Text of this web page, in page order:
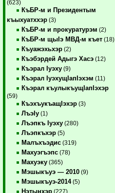
(623)
КъБР-м и Президентым
къыхуатххэр (3)
КъБР-м и прокуратурэм (2)
КъБР-м щыIэ МВД-м къет (18)
Къуажэхьхэр (2)
Къэбэрдей Адыгэ Хасэ (12)
Къэрал Iуэху (9)
Къэрал IуэхущIапIэхэм (11)
Къэрал къулыкъущIапIэхэр
(59)
КъэхъукъащIэхэр (3)
ЛъэIу (1)
Лъэпкъ Iуэху (280)
Лъэпкъхэр (5)
Малъхъэдис (319)
Махуэгъэпс (78)
Махуэку (365)
Мэшыкъуэ — 2010 (9)
Мэшыкъуэ-2014(5)
Нэтынхэр (227)